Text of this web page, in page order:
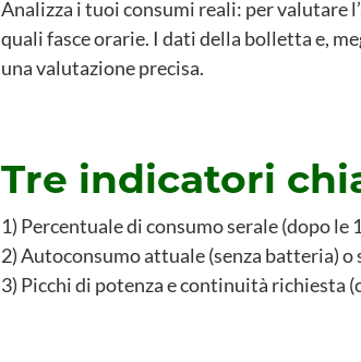
Analizza i tuoi consumi reali: per valutare
quali fasce orarie. I dati della bolletta e,
una valutazione precisa.
Tre indicatori
1) Percentuale di consumo serale (dopo le
2) Autoconsumo attuale (senza batteria) o
3) Picchi di potenza e continuità richiesta